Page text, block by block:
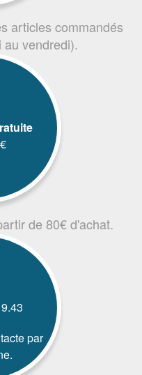
articles commandés
au vendredi).
de 80€ d'achat.
par